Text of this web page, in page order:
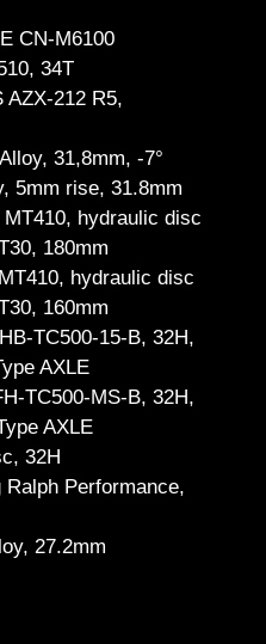
CN-M6100
34T
AZX-212 R5,
31,8mm, -7°
5mm rise, 31.8mm
hydraulic disc
180mm
hydraulic disc
160mm
TC500-15-B, 32H,
AXLE
TC500-MS-B, 32H,
AXLE
32H
Performance,
27.2mm